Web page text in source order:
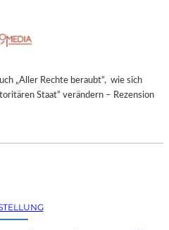
„Aller Rechte beraubt“, wie sich
Staat“ verändern – Rezension